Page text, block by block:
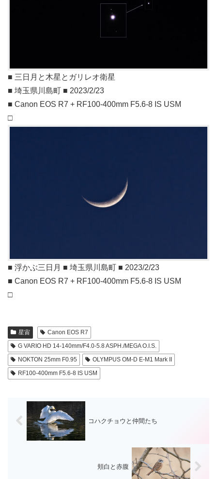
■ 三日月と木星とガリレオ衛星
■ 埼玉県川島町 ■ 2023/2/23
■ Canon EOS R7 + RF100-400mm F5.6-8 IS USM
□
■ 浮かぶ三日月 ■ 埼玉県川島町 ■ 2023/2/23
■ Canon EOS R7 + RF100-400mm F5.6-8 IS USM
□
星宙
Canon EOS R7
G VARIO HD 14-140mm/F4.0-5.8 ASPH./MEGA O.I.S.
NOKTON 25mm F0.95
OLYMPUS OM-D E-M1 Mark II
RF100-400mm F5.6-8 IS USM
コハクチョウと仲間たち
頬白と赤腹